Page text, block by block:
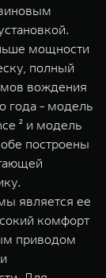
мощности
полный
вождения
года - модель
² и модель
построены
является ее
комфорт
приводом